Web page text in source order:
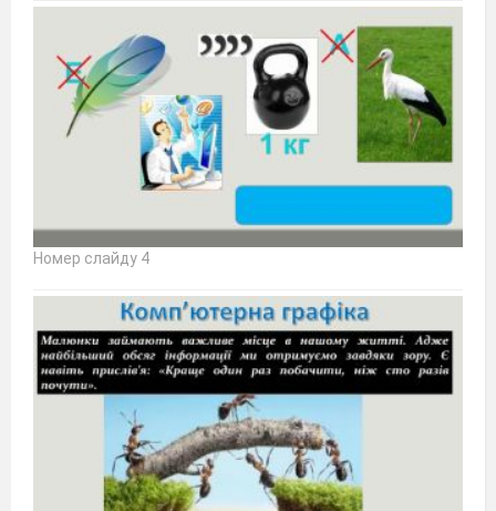
Номер слайду 4